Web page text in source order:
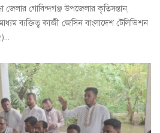
জেলার গোবিন্দগঞ্জ উপজেলার কৃতিসন্তান,
ব্যক্তিত্ব কাজী জেসিন বাংলাদেশ টেলিভিশন